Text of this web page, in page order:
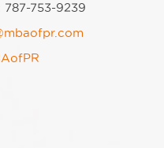
787-753-9239